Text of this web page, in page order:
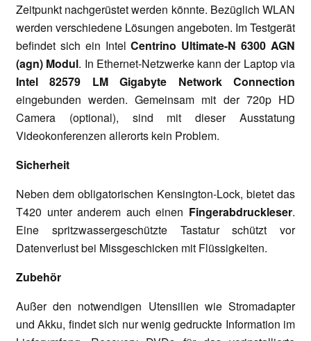
Zeitpunkt nachgerüstet werden könnte. Bezüglich WLAN
werden verschiedene Lösungen angeboten. Im Testgerät
befindet sich ein IntelCentrino Ultimate-N 6300 AGN
(agn) Modul. In Ethernet-Netzwerke kann der Laptop via
Intel 82579 LM Gigabyte Network Connection
eingebunden werden. Gemeinsam mit der 720p HD
Camera (optional), sind mit dieser Ausstatung
Videokonferenzen allerorts kein Problem.
Sicherheit
Neben dem obligatorischen Kensington-Lock, bietet das
T420 unter anderem auch einen Fingerabdruckleser.
Eine spritzwassergeschützte Tastatur schützt vor
Datenverlust bei Missgeschicken mit Flüssigkeiten.
Zubehör
Außer den notwendigen Utensilien wie Stromadapter
und Akku, findet sich nur wenig gedruckte Information im